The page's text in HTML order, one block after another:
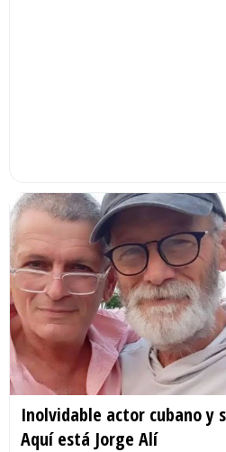
Inolvidable actor cubano y
Aquí está Jorge Alí